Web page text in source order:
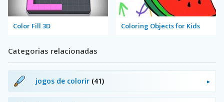
Color Fill 3D Coloring Objects for Kids
Categorias relacionadas
jogos de colorir (41)